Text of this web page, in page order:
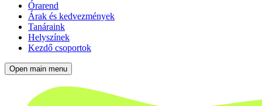
Órarend
Árak és kedvezmények
Tanáraink
Helyszínek
Kezdő csoportok
Open main menu